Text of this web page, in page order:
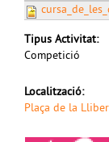
Tipus Activitat:
Competició
Localització:
Plaça de la